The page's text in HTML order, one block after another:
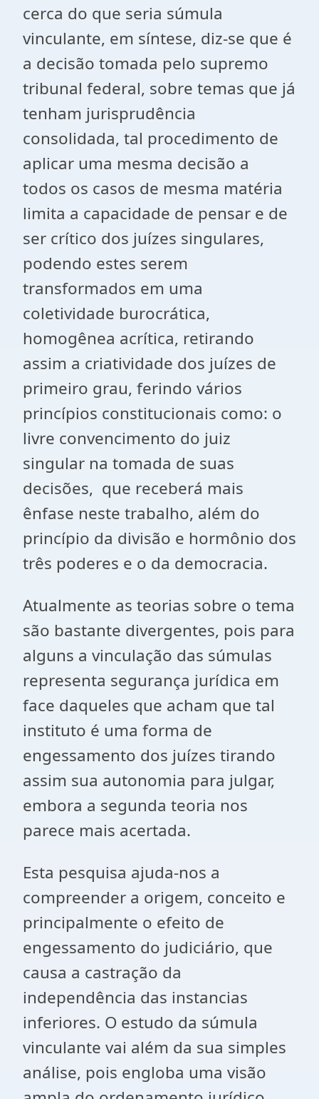
cerca do que seria súmula
vinculante, em síntese, diz-se que é
a decisão tomada pelo supremo
tribunal federal, sobre temas que já
tenham jurisprudência
consolidada, tal procedimento de
aplicar uma mesma decisão a
todos os casos de mesma matéria
limita a capacidade de pensar e de
ser crítico dos juízes singulares,
podendo estes serem
transformados em uma
coletividade burocrática,
homogênea acrítica, retirando
assim a criatividade dos juízes de
primeiro grau, ferindo vários
princípios constitucionais como: o
livre convencimento do juiz
singular na tomada de suas
decisões, que receberá mais
ênfase neste trabalho, além do
princípio da divisão e hormônio dos
três poderes e o da democracia.
Atualmente as teorias sobre o tema
são bastante divergentes, pois para
alguns a vinculação das súmulas
representa segurança jurídica em
face daqueles que acham que tal
instituto é uma forma de
engessamento dos juízes tirando
assim sua autonomia para julgar,
embora a segunda teoria nos
parece mais acertada.
Esta pesquisa ajuda-nos a
compreender a origem, conceito e
principalmente o efeito de
engessamento do judiciário, que
causa a castração da
independência das instancias
inferiores. O estudo da súmula
vinculante vai além da sua simples
análise, pois engloba uma visão